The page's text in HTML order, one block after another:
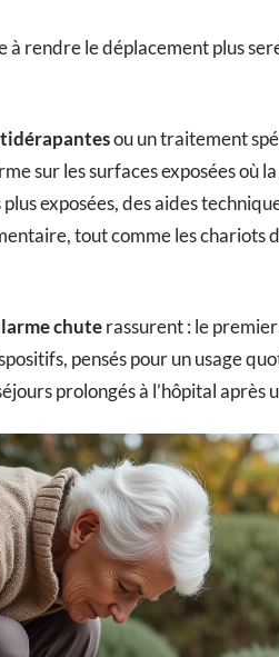
rendre le déplacement plus
ou un traitement
sur les surfaces exposées où la
exposées, des aides
tout comme les chariots
chuterassurent : le
pensés pour un usage
prolongés à l’hôpital après